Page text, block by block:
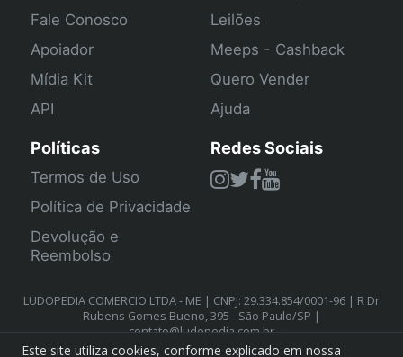
Fale Conosco
Apoiador
Mídia Kit
API
Leilões
Meeps - Cashback
Quero Vender
Ajuda
Políticas
Termos de Uso
Política de Privacidade
Devolução e
Reembolso
Redes Sociais
LUDOPEDIA COMERCIO LTDA - ME | CNPJ: 29.334.854/0001-96 | R Dr
Rubens Gomes Bueno, 395 - São Paulo/SP |
contato@ludopedia.com.br
Este site utiliza cookies, conforme explicado em nossa